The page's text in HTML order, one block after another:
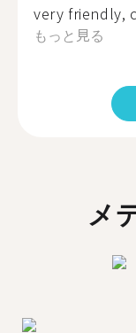
very friendly,
もっと見る
メ